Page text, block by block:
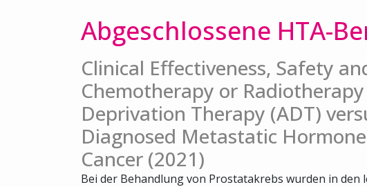
Abgeschlossene HTA-
Clinical Effectiveness, Safety
Chemotherapy or
Deprivation Therapy (ADT)
Diagnosed Metastatic
Cancer (2021)
Bei der Behandlung von Prostatakrebs wurden in